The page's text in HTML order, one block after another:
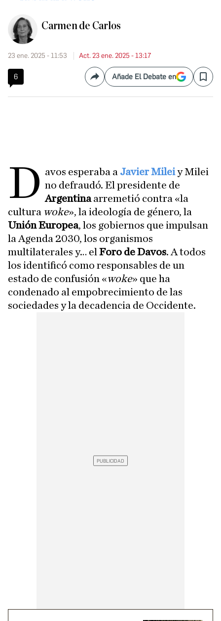
Carmen de Carlos
23 ene. 2025 - 11:53 Act. 23 ene. 2025 - 13:17
6 CompartirAñade El Debate en Save
D avos esperaba a Javier Mileiy Milei
no defraudó. El presidente de
Argentinaarremetió contra «la
cultura woke», la ideología de género, la
Unión Europea, los gobiernos que impulsan
la Agenda 2030, los organismos
multilaterales y… el Foro de Davos. A todos
los identificó como responsables de un
estado de confusión «woke» que ha
condenado al empobrecimiento de las
sociedades y la decadencia de Occidente.